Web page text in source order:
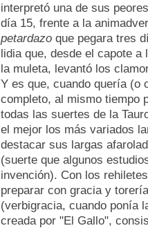
interpretó una de sus
día 15, frente a la
petardazo que pegara tres
lidia que, desde el capote
la muleta, levantó los
Y es que, cuando quería (o
completo, al mismo tiempo
todas las suertes de la
el mejor los más variados
destacar sus largas
(suerte que algunos
invención). Con los
preparar con gracia y
(verbigracia, cuando ponía
creada por "El Gallo",